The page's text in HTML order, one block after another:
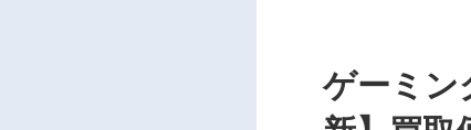
ゲーミン